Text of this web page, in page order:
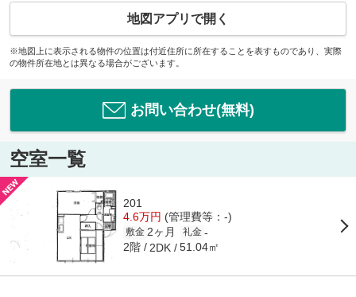
地図アプリで開く
※地図上に表示される物件の位置は付近住所に所在することを表すものであり、実際
の物件所在地とは異なる場合がございます。
お問い合わせ(無料)
空室一覧
201
4.6万円 (管理費等：-)
敷金 2ヶ月 礼金 -
2階 2DK 51.04㎡